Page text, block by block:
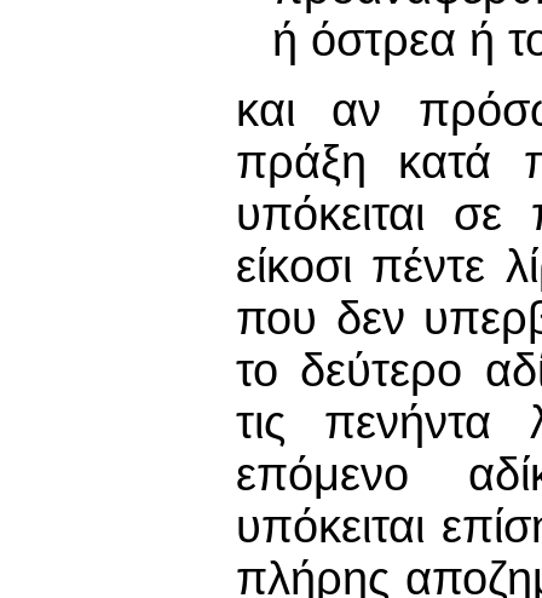
ή όστρεα ή
και αν
πράξη κατά
υπόκειται σε
είκοσι πέντε
που δεν
το δεύτερο
τις πενήντα
επόμενο
υπόκειται
πλήρης